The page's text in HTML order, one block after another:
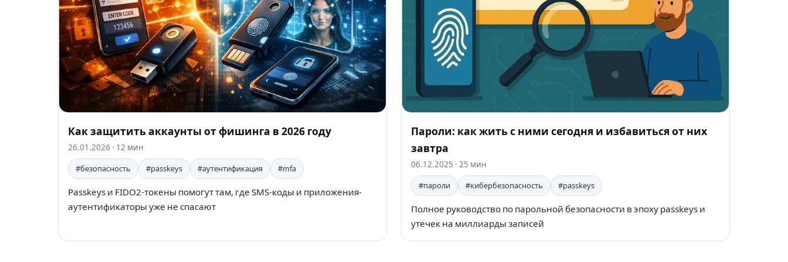
Как защитить аккаунты от фишинга в 2026 году
26.01.2026 · 12 мин
#безопасность
#passkeys #аутентификация #mfa
Passkeys и FIDO2-токены помогут там, где SMS-коды и приложения-
аутентификаторы уже не спасают
Пароли: как жить с ними сегодня и избавиться от них
завтра
06.12.2025 · 25 мин
#пароли
#кибербезопасность #passkeys
Полное руководство по парольной безопасности в эпоху passkeys и
утечек на миллиарды записей